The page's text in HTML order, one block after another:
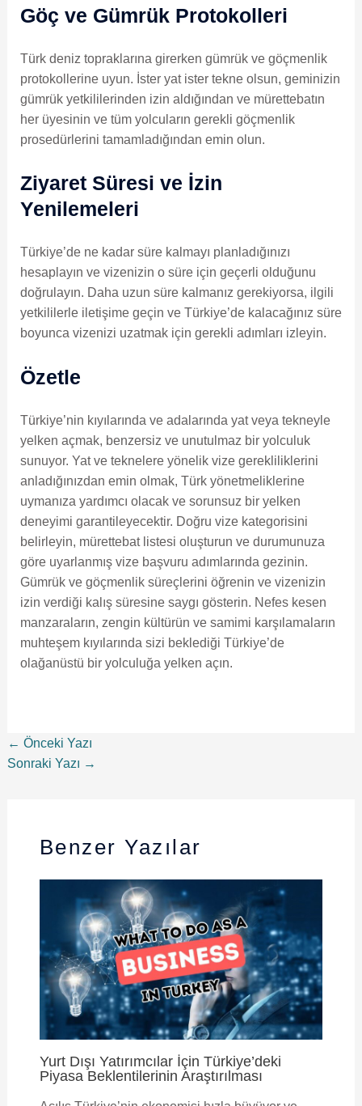
Göç ve Gümrük Protokolleri
Türk deniz topraklarına girerken gümrük ve göçmenlik
protokollerine uyun. İster yat ister tekne olsun, geminizin
gümrük yetkililerinden izin aldığından ve mürettebatın
her üyesinin ve tüm yolcuların gerekli göçmenlik
prosedürlerini tamamladığından emin olun.
Ziyaret Süresi ve İzin
Yenilemeleri
Türkiye’de ne kadar süre kalmayı planladığınızı
hesaplayın ve vizenizin o süre için geçerli olduğunu
doğrulayın. Daha uzun süre kalmanız gerekiyorsa, ilgili
yetkililerle iletişime geçin ve Türkiye’de kalacağınız süre
boyunca vizenizi uzatmak için gerekli adımları izleyin.
Özetle
Türkiye’nin kıyılarında ve adalarında yat veya tekneyle
yelken açmak, benzersiz ve unutulmaz bir yolculuk
sunuyor. Yat ve teknelere yönelik vize gerekliliklerini
anladığınızdan emin olmak, Türk yönetmeliklerine
uymanıza yardımcı olacak ve sorunsuz bir yelken
deneyimi garantileyecektir. Doğru vize kategorisini
belirleyin, mürettebat listesi oluşturun ve durumunuza
göre uyarlanmış vize başvuru adımlarında gezinin.
Gümrük ve göçmenlik süreçlerini öğrenin ve vizenizin
izin verdiği kalış süresine saygı gösterin. Nefes kesen
manzaraların, zengin kültürün ve samimi karşılamaların
muhteşem kıyılarında sizi beklediği Türkiye’de
olağanüstü bir yolculuğa yelken açın.
← Önceki Yazı
Sonraki Yazı →
Benzer Yazılar
Yurt Dışı Yatırımcılar İçin Türkiye’deki
Piyasa Beklentilerinin Araştırılması